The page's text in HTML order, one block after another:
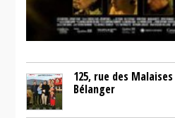
125, rue des
Bélanger